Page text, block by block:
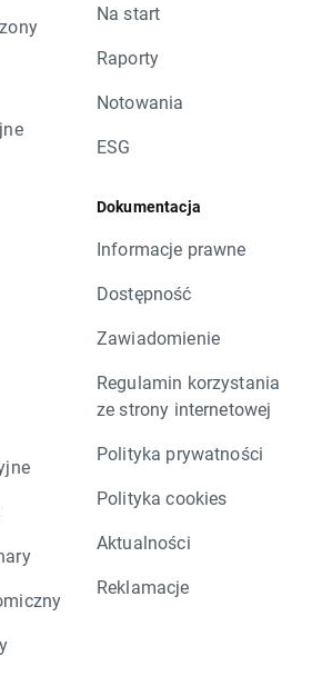
Na start
Raporty
Notowania
ESG
Dokumentacja
Informacje prawne
Dostępność
Zawiadomienie
Regulamin korzystania
ze strony internetowej
Polityka prywatności
Polityka cookies
Aktualności
Reklamacje